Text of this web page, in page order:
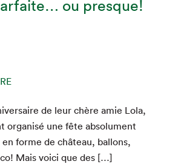
ou presque!
de leur chère amie Lola,
organ­isé une fête absol­u­ment
en forme de château, bal­lons,
Mais voici que des […]